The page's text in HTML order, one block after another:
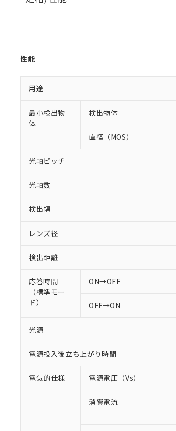
性能
用途
最小検出物
体
検出物体
直径（MOS）
光軸ピッチ
光軸数
検出幅
レンズ径
検出距離
応答時間
（標準モー
ド）
ON→OFF
OFF→ON
光源
電源投入後立ち上がり時間
電気的仕様 電源電圧（Vs）
消費電流